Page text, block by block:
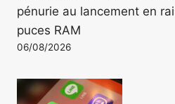
pénurie au lancement en
puces RAM
06/08/2026